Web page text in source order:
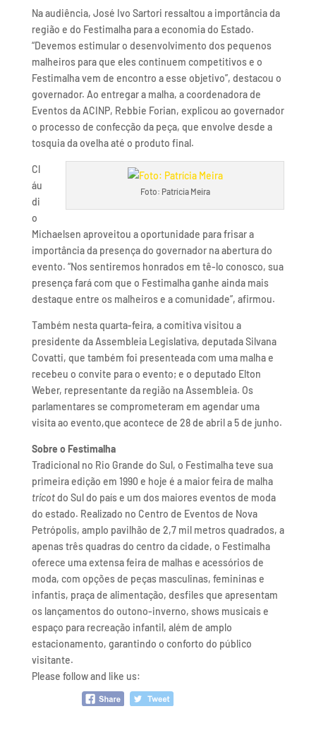
Na audiência, José Ivo Sartori ressaltou a importância da
região e do Festimalha para a economia do Estado.
“Devemos estimular o desenvolvimento dos pequenos
malheiros para que eles continuem competitivos e o
Festimalha vem de encontro a esse objetivo”, destacou o
governador. Ao entregar a malha, a coordenadora de
Eventos da ACINP, Rebbie Forian, explicou ao governador
o processo de confecção da peça, que envolve desde a
tosquia da ovelha até o produto final.
Foto: Patrícia Meira
Cl
áu
di
o
Michaelsen aproveitou a oportunidade para frisar a
importância da presença do governador na abertura do
evento. “Nos sentiremos honrados em tê-lo conosco, sua
presença fará com que o Festimalha ganhe ainda mais
destaque entre os malheiros e a comunidade”, afirmou.
Também nesta quarta-feira, a comitiva visitou a
presidente da Assembleia Legislativa, deputada Silvana
Covatti, que também foi presenteada com uma malha e
recebeu o convite para o evento; e o deputado Elton
Weber, representante da região na Assembleia. Os
parlamentares se comprometeram em agendar uma
visita ao evento,que acontece de 28 de abril a 5 de junho.
Sobre o Festimalha
Tradicional no Rio Grande do Sul, o Festimalha teve sua
primeira edição em 1990 e hoje é a maior feira de malha
tricotdo Sul do país e um dos maiores eventos de moda
do estado. Realizado no Centro de Eventos de Nova
Petrópolis, amplo pavilhão de 2,7 mil metros quadrados, a
apenas três quadras do centro da cidade, o Festimalha
oferece uma extensa feira de malhas e acessórios de
moda, com opções de peças masculinas, femininas e
infantis, praça de alimentação, desfiles que apresentam
os lançamentos do outono-inverno, shows musicais e
espaço para recreação infantil, além de amplo
estacionamento, garantindo o conforto do público
visitante.
Please follow and like us: